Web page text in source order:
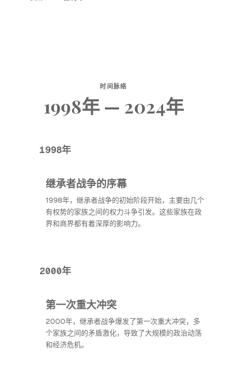
时间脉络
1998年 — 2024年
1998年
继承者战争的序幕
1998年，继承者战争的初始阶段开始，主要由几个
有权势的家族之间的权力斗争引发。这些家族在政
界和商界都有着深厚的影响力。
2000年
第一次重大冲突
2000年，继承者战争爆发了第一次重大冲突，多
个家族之间的矛盾激化，导致了大规模的政治动荡
和经济危机。